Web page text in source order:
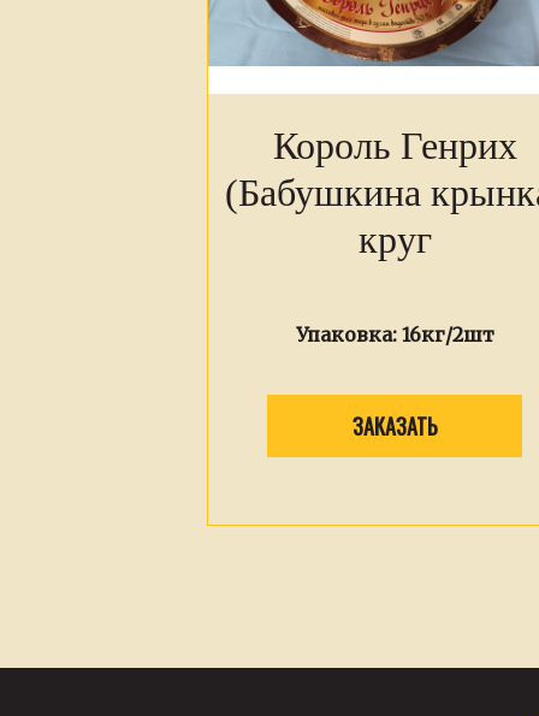
Король Генрих
(Бабушкина
круг
Упаковка: 16кг/2шт
ЗАКАЗАТЬ